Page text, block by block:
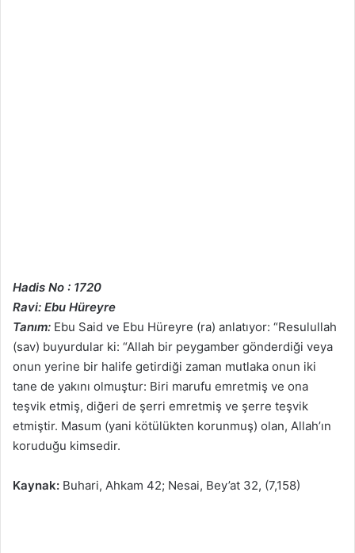
Hadis No : 1720
Ravi: Ebu Hüreyre
Tanım: Ebu Said ve Ebu Hüreyre (ra) anlatıyor: “Resulullah
(sav) buyurdular ki: “Allah bir peygamber gönderdiği veya
onun yerine bir halife getirdiği zaman mutlaka onun iki
tane de yakını olmuştur: Biri marufu emretmiş ve ona
teşvik etmiş, diğeri de şerri emretmiş ve şerre teşvik
etmiştir. Masum (yani kötülükten korunmuş) olan, Allah’ın
koruduğu kimsedir.
Kaynak: Buhari, Ahkam 42; Nesai, Bey’at 32, (7,158)